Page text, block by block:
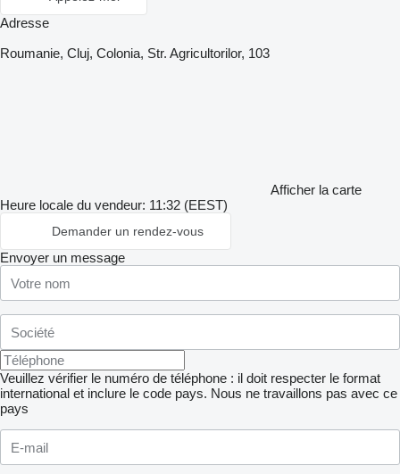
Adresse
Roumanie, Cluj, Colonia, Str. Agricultorilor, 103
Afficher la carte
Heure locale du vendeur: 11:32 (EEST)
Demander un rendez-vous
Envoyer un message
Veuillez vérifier le numéro de téléphone : il doit respecter le format
international et inclure le code pays. Nous ne travaillons pas avec ce
pays